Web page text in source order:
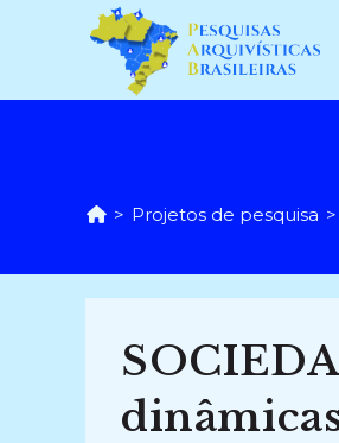
conteúdo
> Projetos de pesquisa >